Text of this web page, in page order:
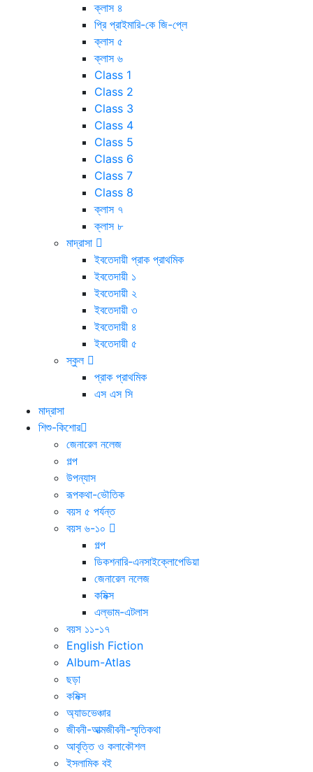
ক্লাস ৪
প্রি প্রাইমারি-কে জি-প্লে
ক্লাস ৫
ক্লাস ৬
Class 1
Class 2
Class 3
Class 4
Class 5
Class 6
Class 7
Class 8
ক্লাস ৭
ক্লাস ৮
মাদ্রাসা
ইবতেদায়ী প্রাক প্রাথমিক
ইবতেদায়ী ১
ইবতেদায়ী ২
ইবতেদায়ী ৩
ইবতেদায়ী ৪
ইবতেদায়ী ৫
স্কুল
প্রাক প্রাথমিক
এস এস সি
মাদ্রাসা
শিশু-কিশোর
জেনারেল নলেজ
গল্প
উপন্যাস
রূপকথা-ভৌতিক
বয়স ৫ পর্যন্ত
বয়স ৬-১০
গল্প
ডিকশনারি-এনসাইক্লোপেডিয়া
জেনারেল নলেজ
কমিক্স
এল্ভাম-এটলাস
বয়স ১১-১৭
English Fiction
Album-Atlas
ছড়া
কমিক্স
অ্যাডভেঞ্চার
জীবনী-আত্মজীবনী-স্মৃতিকথা
আবৃত্তি ও কলাকৌশল
ইসলামিক বই